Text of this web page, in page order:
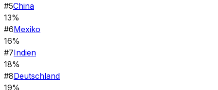
#5China
13%
#6Mexiko
16%
#7Indien
18%
#8Deutschland
19%